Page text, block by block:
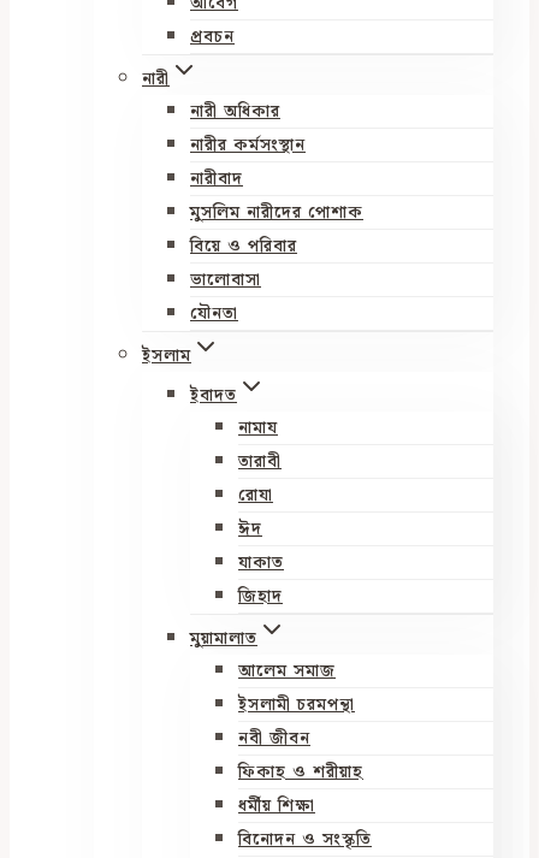
প্রবচন
নারী
নারী অধিকার
নারীর কর্মসংস্থান
নারীবাদ
মুসলিম নারীদের পোশাক
বিয়ে ও পরিবার
ভালোবাসা
যৌনতা
ইসলাম
ইবাদত
নামায
তারাবী
রোযা
ঈদ
যাকাত
জিহাদ
মুয়ামালাত
আলেম সমাজ
ইসলামী চরমপন্থা
নবী জীবন
ফিকাহ ও শরীয়াহ
ধর্মীয় শিক্ষা
বিনোদন ও সংস্কৃতি